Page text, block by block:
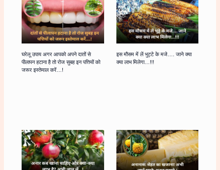
घरेलू उपाय अगर आपको अपने दातों से
पीलापन हटाना है तो रोज सुबह इन पत्तियों को
जरूर इस्तेमाल करें…!
इस मौसम में लें भुट्टे के मजे…. जाने क्या
क्या लाभ मिलेगा…!!!